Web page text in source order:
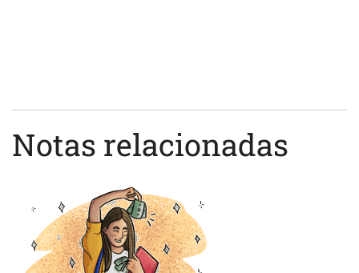
Notas relacionadas